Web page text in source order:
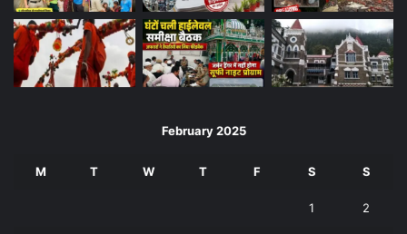
February 2025
M T W T F S S
1 2